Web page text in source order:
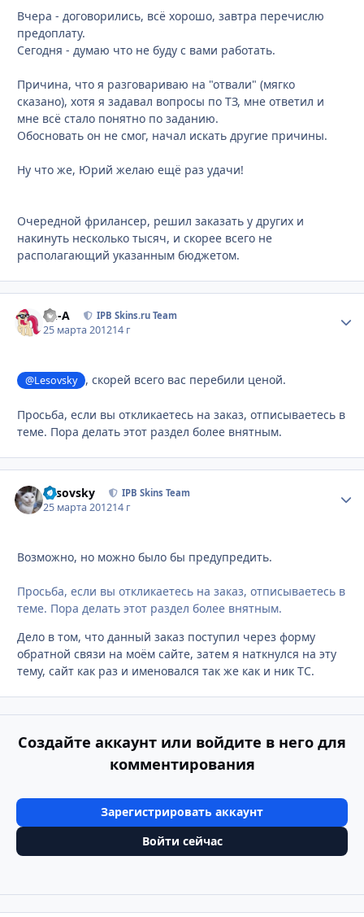
Вчера - договорились, всё хорошо, завтра перечислю
предоплату.
Сегодня - думаю что не буду с вами работать.
Причина, что я разговариваю на "отвали" (мягко
сказано), хотя я задавал вопросы по ТЗ, мне ответил и
мне всё стало понятно по заданию.
Обосновать он не смог, начал искать другие причины.
Ну что же, Юрий желаю ещё раз удачи!
Очередной фрилансер, решил заказать у других и
накинуть несколько тысяч, и скорее всего не
располагающий указанным бюджетом.
Ph-A IPB Skins.ru Team
25 марта 201214 г
@Lesovsky , скорей всего вас перебили ценой.
Просьба, если вы откликаетесь на заказ, отписываетесь в
теме. Пора делать этот раздел более внятным.
Lesovsky IPB Skins Team
25 марта 201214 г
Возможно, но можно было бы предупредить.
Просьба, если вы откликаетесь на заказ, отписываетесь в
теме. Пора делать этот раздел более внятным.
Дело в том, что данный заказ поступил через форму
обратной связи на моём сайте, затем я наткнулся на эту
тему, сайт как раз и именовался так же как и ник ТС.
Создайте аккаунт или войдите в него для
комментирования
Зарегистрировать аккаунт
Войти сейчас